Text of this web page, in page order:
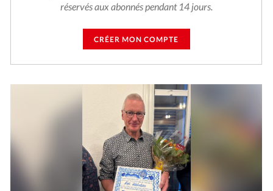
réservés aux abonnés pendant 14 jours.
CRÉER MON COMPTE